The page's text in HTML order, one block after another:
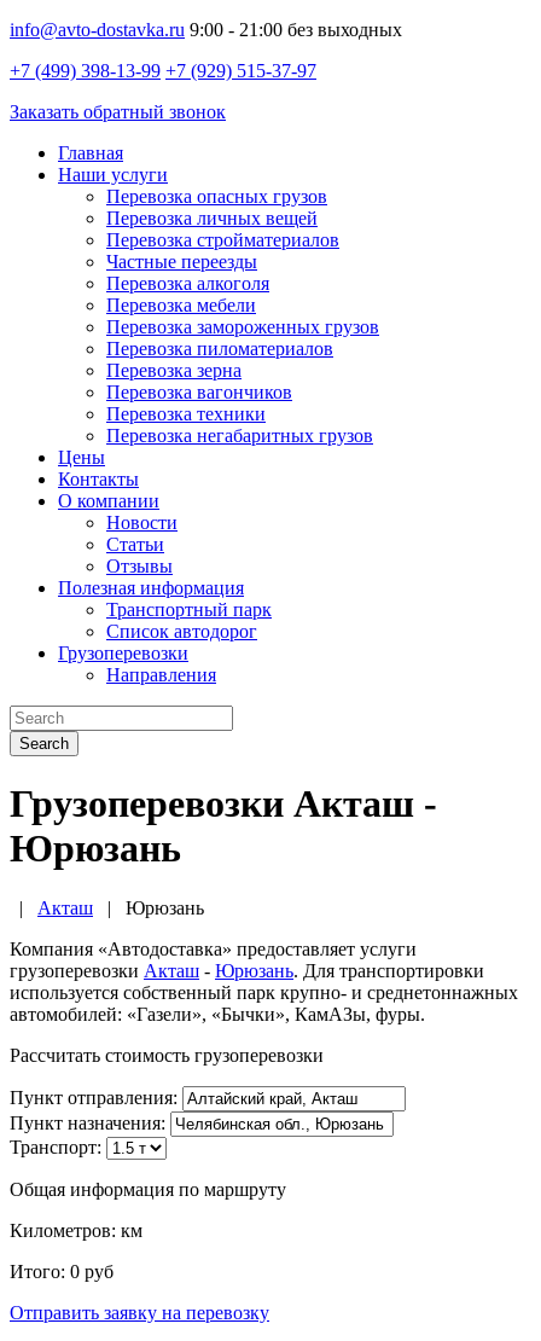
info@avto-dostavka.ru 9:00 - 21:00 без выходных
+7 (499) 398-13-99 +7 (929) 515-37-97
Заказать обратный звонок
Главная
Наши услуги
Перевозка опасных грузов
Перевозка личных вещей
Перевозка стройматериалов
Частные переезды
Перевозка алкоголя
Перевозка мебели
Перевозка замороженных грузов
Перевозка пиломатериалов
Перевозка зерна
Перевозка вагончиков
Перевозка техники
Перевозка негабаритных грузов
Цены
Контакты
О компании
Новости
Статьи
Отзывы
Полезная информация
Транспортный парк
Список автодорог
Грузоперевозки
Направления
Search
Грузоперевозки Акташ -
Юрюзань
| Акташ | Юрюзань
Компания «Автодоставка» предоставляет услуги
грузоперевозки Акташ - Юрюзань. Для транспортировки
используется собственный парк крупно- и среднетоннажных
автомобилей: «Газели», «Бычки», КамАЗы, фуры.
Рассчитать стоимость грузоперевозки
Пункт отправления:
Пункт назначения:
Транспорт:
Общая информация по маршруту
Километров: км
Итого: 0 руб
Отправить заявку на перевозку